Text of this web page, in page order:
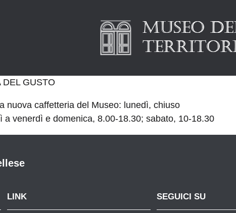
DEL GUSTO
nuova caffetteria del Museo: lunedì, chiuso
a venerdì e domenica, 8.00-18.30; sabato, 10-18.30
LINK SEGUICI SU